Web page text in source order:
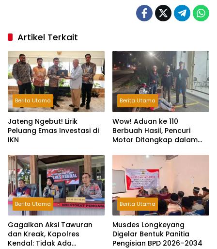
Artikel Terkait
Berita Utama
Jateng Ngebut! Lirik
Peluang Emas Investasi di
IKN
Berita Utama
Wow! Aduan ke 110
Berbuah Hasil, Pencuri
Motor Ditangkap dalam
Berita Utama
Gagalkan Aksi Tawuran
dan Kreak, Kapolres
Kendal: Tidak Ada
Berita Utama
Musdes Longkeyang
Digelar Bentuk Panitia
Pengisian BPD 2026–2034